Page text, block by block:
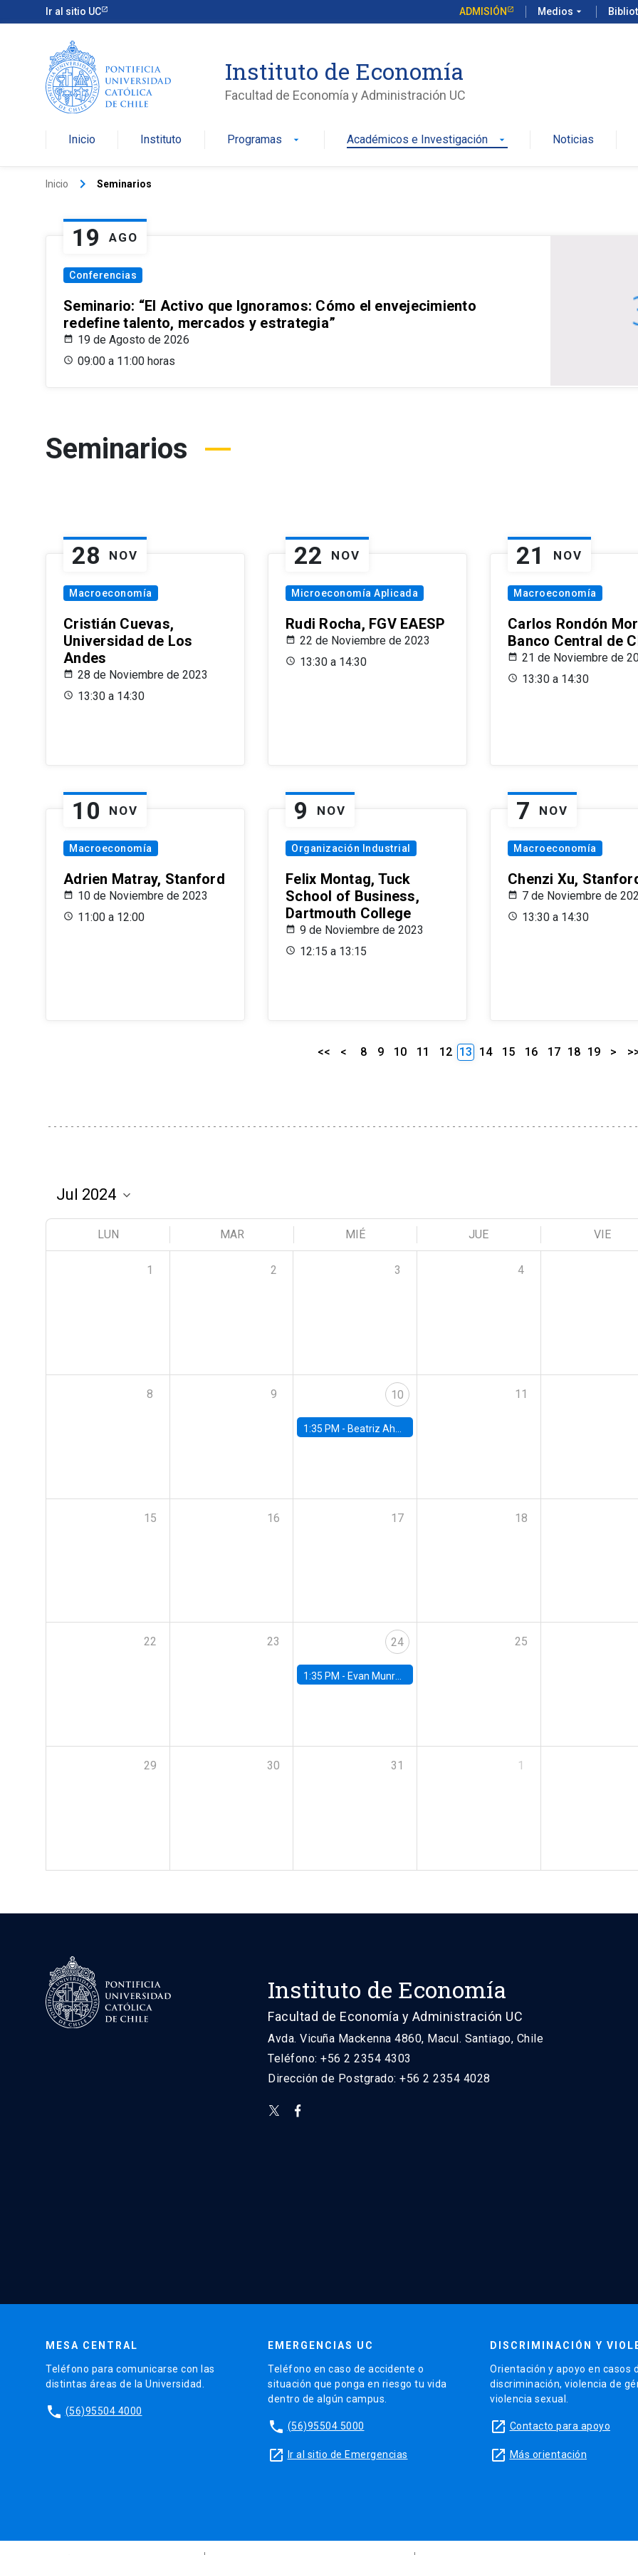
Ir al sitio UC ADMISIÓN Medios arrow_drop_down
Instituto de Economía
Facultad de Economía y Administración UC
Inicio Instituto Programas arrow_drop_down Académicos e Investigación arrow_drop_down Noticias
Inicio keyboard_arrow_right Seminarios
19 AGO
Conferencias
Seminario: “El Activo que Ignoramos: Cómo el envejecimiento
redefine talento, mercados y estrategia”
19 de Agosto de 2026
09:00 a 11:00 horas
Seminarios
28 NOV
Macroeconomía
Cristián Cuevas,
Universidad de Los
Andes
28 de Noviembre de 2023
13:30 a 14:30
22 NOV
Microeconomía Aplicada
Rudi Rocha, FGV EAESP
22 de Noviembre de 2023
13:30 a 14:30
21 NOV
Macroeconomía
Carlos Rondón
Banco Central de
21 de Noviembre de
13:30 a 14:30
10 NOV
Macroeconomía
Adrien Matray, Stanford
10 de Noviembre de 2023
11:00 a 12:00
9 NOV
Organización Industrial
Felix Montag, Tuck
School of Business,
Dartmouth College
9 de Noviembre de 2023
12:15 a 13:15
7 NOV
Macroeconomía
Chenzi Xu,
7 de Noviembre de
13:30 a 14:30
<< < 8 9 10 11 12 13 14 15 16 17 18 19 >
LUN MAR MIÉ JUE VIE
1 2 3 4
8 9 10
1:35 PM - Beatriz Ahumada, PhD candidate, Universidad de Pittsburgh
11
15 16 17 18
22 23 24
1:35 PM - Evan Munro, Neyman Visiting Assistant Professor in the Department of Statistics at UC Berkeley
25
29 30 31 1
Instituto de Economía
Facultad de Economía y Administración UC
Avda. Vicuña Mackenna 4860, Macul. Santiago, Chile
Teléfono: +56 2 2354 4303
Dirección de Postgrado: +56 2 2354 4028
MESA CENTRAL
Teléfono para comunicarse con las
distintas áreas de la Universidad.
phone (56)95504 4000
EMERGENCIAS UC
Teléfono en caso de accidente o
situación que ponga en riesgo tu vida
dentro de algún campus.
phone (56)95504 5000
launch Ir al sitio de Emergencias
DISCRIMINACIÓN Y
Orientación y apoyo en casos
discriminación, violencia de
violencia sexual.
launch Contacto para apoyo
launch Más orientación